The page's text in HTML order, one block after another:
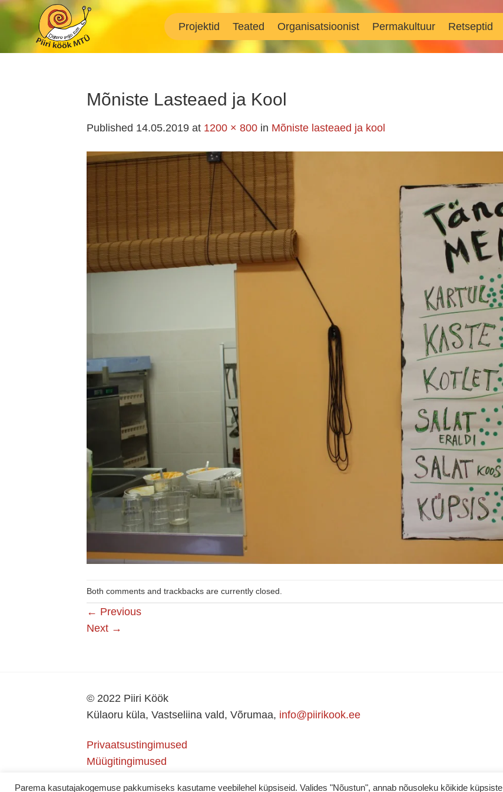
Skip
content
Projektid Teated Organisatsioonist Permakultuur Retseptid
Mõniste Lasteaed ja Kool
Published 14.05.2019 at 1200 × 800 in Mõniste lasteaed ja kool
Both comments and trackbacks are currently closed.
← Previous
Next →
© 2022 Piiri Köök
Külaoru küla, Vastseliina vald, Võrumaa, info@piirikook.ee
Privaatsustingimused
Müügitingimused
Parema kasutajakogemuse pakkumiseks kasutame veebilehel küpsiseid. Valides "Nõustun", annab nõusoleku kõikide küpsiste